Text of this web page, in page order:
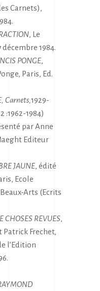
Carnets),
, Le
1984.
PONGE,
Paris, Ed.
Carnets,1929-
:1962-1984)
par Anne
Editeur
JAUNE, édité
Ecole
Arts (Ecrits
CHOSES REVUES,
Frechet,
l’Edition